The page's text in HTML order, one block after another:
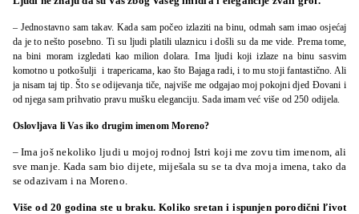
– Jednostavno sam takav. Kada sam počeo izlaziti na binu, odmah sam imao osjećaj
da je to nešto posebno. Ti su ljudi platili ulaznicu i došli su da me vide. Prema tome,
na bini moram izgledati kao milion dolara. Ima ljudi koji izlaze na binu sasvim
komotno u potkošulji i trapericama, kao što Bajaga radi, i to mu stoji fantastično. Ali
ja nisam taj tip. Što se odijevanja tiče, najviše me odgajao moj pokojni djed Đovani i
od njega sam prihvatio pravu mušku eleganciju. Sada imam već više od 250 odijela.
Oslovljava li Vas iko drugim imenom Moreno?
– Ima još nekoliko ljudi u mojoj rodnoj Istri koji me zovu tim imenom, ali
sve manje. Kada sam bio dijete, miješala su se ta dva moja imena, tako da
se odazivam i na Moreno.
Više od 20 godina ste u braku. Koliko sretan i ispunjen porodični ľivot